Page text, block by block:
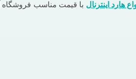
هارد اینترنال با قیمت مناسب فروشگاه